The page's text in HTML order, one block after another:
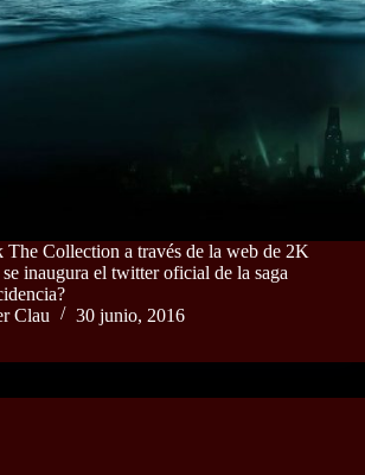
Collection a través de la web de 2K
inaugura el twitter oficial de la saga
Clau
30 junio, 2016